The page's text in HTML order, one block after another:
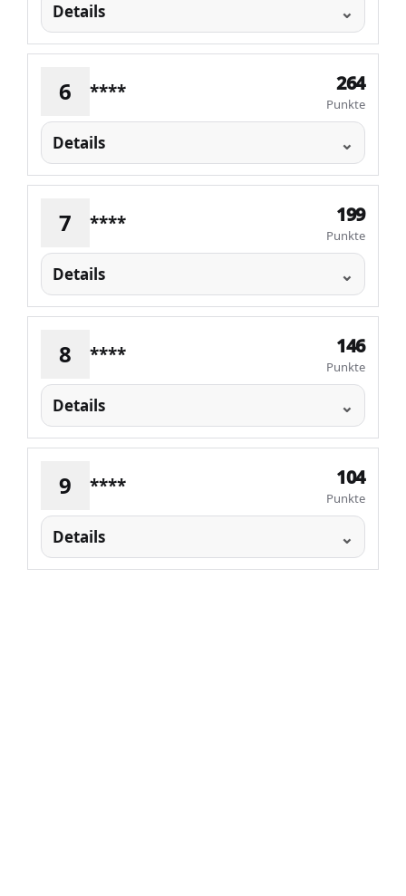
Details
6 **** 264
Punkte
Details
7 **** 199
Punkte
Details
8 **** 146
Punkte
Details
9 **** 104
Punkte
Details